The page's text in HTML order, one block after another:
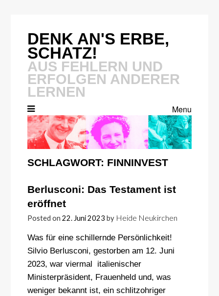
DENK AN'S ERBE,
SCHATZ!
AUS FEHLERN UND
ERFOLGEN ANDERER
LERNEN
Menu
SCHLAGWORT: FINNINVEST
Berlusconi: Das Testament ist
eröffnet
Posted on 22. Juni 2023 by Heide Neukirchen
Was für eine schillernde Persönlichkeit!
Silvio Berlusconi, gestorben am 12. Juni
2023, war viermal italienischer
Ministerpräsident, Frauenheld und, was
weniger bekannt ist, ein schlitzohriger